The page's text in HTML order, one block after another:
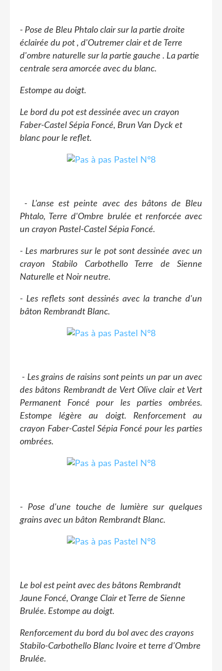
- Pose de Bleu Phtalo clair sur la partie droite
éclairée du pot , d'Outremer clair et de Terre
d'ombre naturelle sur la partie gauche . La partie
centrale sera amorcée avec du blanc.
Estompe au doigt.
Le bord du pot est dessinée avec un crayon
Faber-Castel Sépia Foncé, Brun Van Dyck et
blanc pour le reflet.
- L'anse est peinte avec des bâtons de Bleu
Phtalo, Terre d'Ombre brulée et renforcée avec
un crayon Pastel-Castel Sépia Foncé.
- Les marbrures sur le pot sont dessinée avec un
crayon Stabilo Carbothello Terre de Sienne
Naturelle et Noir neutre.
- Les reflets sont dessinés avec la tranche d'un
bâton Rembrandt Blanc.
- Les grains de raisins sont peints un par un avec
des bâtons Rembrandt de Vert Olive clair et Vert
Permanent Foncé pour les parties ombrées.
Estompe légère au doigt. Renforcement au
crayon Faber-Castel Sépia Foncé pour les parties
ombrées.
- Pose d'une touche de lumière sur quelques
grains avec un bâton Rembrandt Blanc.
Le bol est peint avec des bâtons Rembrandt
Jaune Foncé, Orange Clair et Terre de Sienne
Brulée. Estompe au doigt.
Renforcement du bord du bol avec des crayons
Stabilo-Carbothello Blanc Ivoire et terre d'Ombre
Brulée.